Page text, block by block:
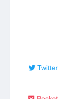
Twitter